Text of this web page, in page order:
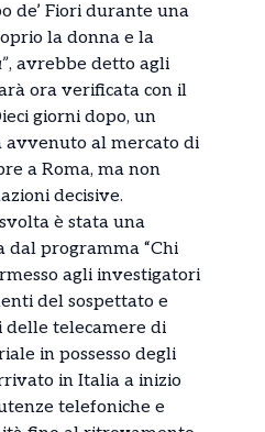
de’ Fiori durante una
la donna e la
, avrebbe detto agli
ora verificata con il
giorni dopo, un
avvenuto al mercato di
a Roma, ma non
decisive.
è stata una
dal programma “Chi
agli investigatori
del sospettato e
delle telecamere di
in possesso degli
in Italia a inizio
telefoniche e